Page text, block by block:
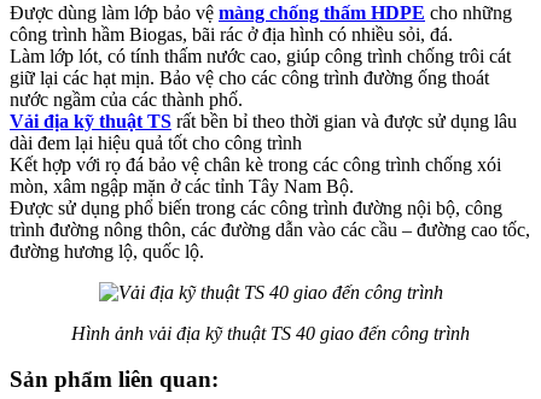
Được dùng làm lớp bảo vệ màng chống thấm HDPE cho những
công trình hầm Biogas, bãi rác ở địa hình có nhiều sỏi, đá.
Làm lớp lót, có tính thấm nước cao, giúp công trình chống trôi cát
giữ lại các hạt mịn. Bảo vệ cho các công trình đường ống thoát
nước ngầm của các thành phố.
Vải địa kỹ thuật TS rất bền bỉ theo thời gian và được sử dụng lâu
dài đem lại hiệu quả tốt cho công trình
Kết hợp với rọ đá bảo vệ chân kè trong các công trình chống xói
mòn, xâm ngập mặn ở các tỉnh Tây Nam Bộ.
Được sử dụng phổ biến trong các công trình đường nội bộ, công
trình đường nông thôn, các đường dẫn vào các cầu – đường cao tốc,
đường hương lộ, quốc lộ.
Hình ảnh vải địa kỹ thuật TS 40 giao đến công trình
Sản phẩm liên quan: